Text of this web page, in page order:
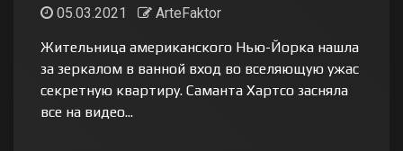
05.03.2021
ArteFaktor
Жительница американского Нью-Йорка нашла
за зеркалом в ванной вход во вселяющую ужас
секретную квартиру. Саманта Хартсо засняла
все на видео...